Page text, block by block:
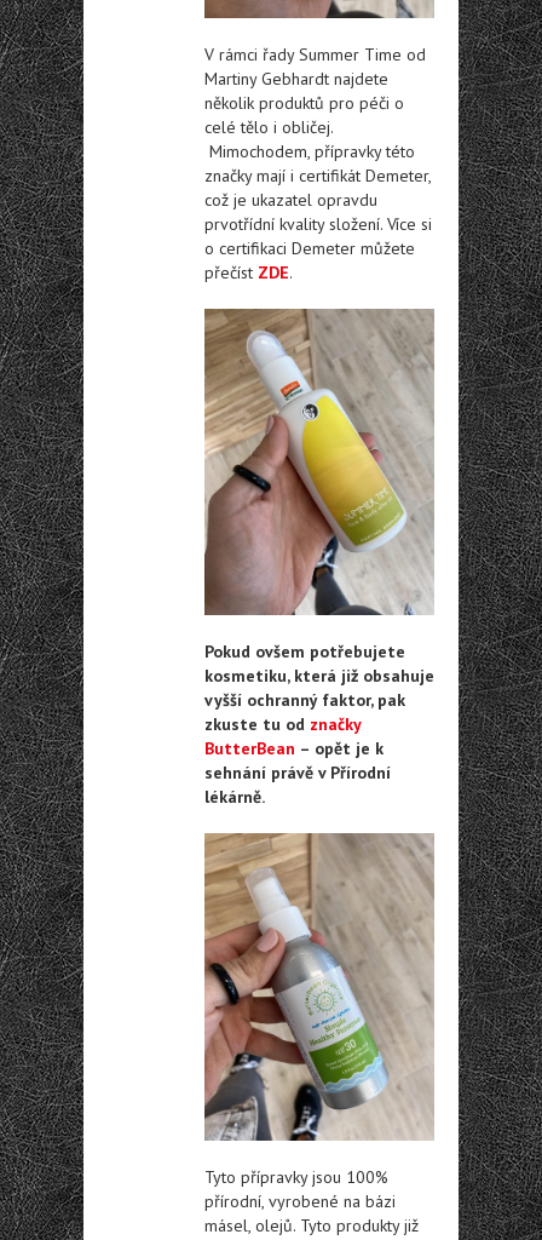
V rámci řady Summer Time od
Martiny Gebhardt najdete
několik produktů pro péči o
celé tělo i obličej.
Mimochodem, přípravky této
značky mají i certifikát Demeter,
což je ukazatel opravdu
prvotřídní kvality složení. Více si
o certifikaci Demeter můžete
přečíst ZDE.
Pokud ovšem potřebujete
kosmetiku, která již obsahuje
vyšší ochranný faktor, pak
zkuste tu od značky
ButterBean – opět je k
sehnání právě v Přírodní
lékárně.
Tyto přípravky jsou 100%
přírodní, vyrobené na bázi
másel, olejů. Tyto produkty již